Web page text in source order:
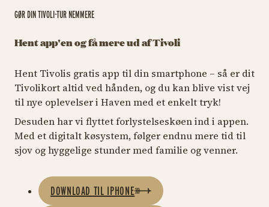
Hent app'en og få mere ud af Tivoli
GØR DIN TIVOLI-TUR NEMMERE
Hent Tivolis gratis app til din smartphone – så er dit
Tivolikort altid ved hånden, og du kan blive vist vej
til nye oplevelser i Haven med et enkelt tryk!
Desuden har vi flyttet forlystelseskøen ind i appen.
Med et digitalt køsystem, følger endnu mere tid til
sjov og hyggelige stunder med familie og venner.
DOWNLOAD TIL IPHONE